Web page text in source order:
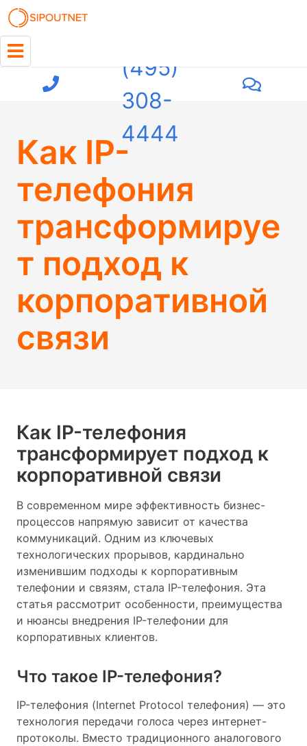
(495)
308-
4444
Как IP-
телефония
трансформируе
т подход к
корпоративной
связи
Как IP-телефония
трансформирует подход к
корпоративной связи
В современном мире эффективность бизнес-
процессов напрямую зависит от качества
коммуникаций. Одним из ключевых
технологических прорывов, кардинально
изменившим подходы к корпоративным
телефонии и связям, стала IP-телефония. Эта
статья рассмотрит особенности, преимущества
и нюансы внедрения IP-телефонии для
корпоративных клиентов.
Что такое IP-телефония?
IP-телефония (Internet Protocol телефония) — это
технология передачи голоса через интернет-
протоколы. Вместо традиционного аналогового